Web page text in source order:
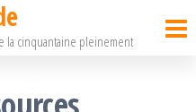
la cinquantaine pleinement